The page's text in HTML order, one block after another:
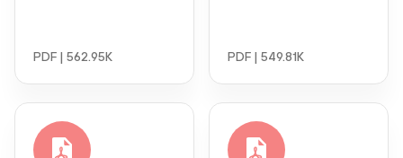
PDF | 562.95K PDF | 549.81K